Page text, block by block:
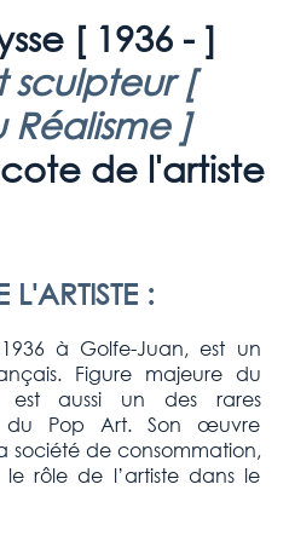
[ 1936 - ]
sculpteur [
Réalisme]
de l'artiste
:
à Golfe-Juan, est un
Figure majeure du
est aussi un des rares
du Pop Art. Son œuvre
société de consommation,
rôle de l’artiste dans le